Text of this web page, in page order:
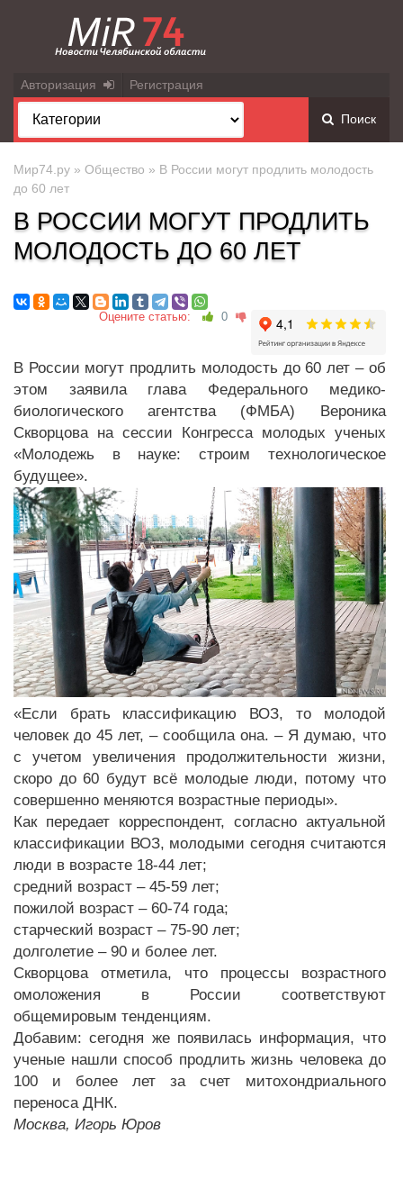
Авторизация Регистрация
Поиск
Мир74.ру » Общество » В России могут продлить молодость
до 60 лет
В РОССИИ МОГУТ ПРОДЛИТЬ
МОЛОДОСТЬ ДО 60 ЛЕТ
Оцените статью: 0
В России могут продлить молодость до 60 лет – об
этом заявила глава Федерального медико-
биологического агентства (ФМБА) Вероника
Скворцова на сессии Конгресса молодых ученых
«Молодежь в науке: строим технологическое
будущее».
«Если брать классификацию ВОЗ, то молодой
человек до 45 лет, – сообщила она. – Я думаю, что
с учетом увеличения продолжительности жизни,
скоро до 60 будут всё молодые люди, потому что
совершенно меняются возрастные периоды».
Как передает корреспондент, согласно актуальной
классификации ВОЗ, молодыми сегодня считаются
люди в возрасте 18-44 лет;
средний возраст – 45-59 лет;
пожилой возраст – 60-74 года;
старческий возраст – 75-90 лет;
долголетие – 90 и более лет.
Скворцова отметила, что процессы возрастного
омоложения в России соответствуют
общемировым тенденциям.
Добавим: сегодня же появилась информация, что
ученые нашли способ продлить жизнь человека до
100 и более лет за счет митохондриального
переноса ДНК.
Москва, Игорь Юров